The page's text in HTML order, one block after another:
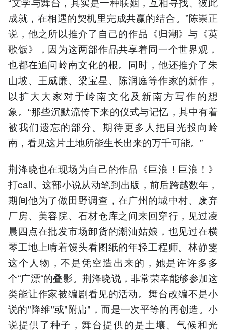
成就，在相遇的契机里完成共赢的结合。”陈崇正
说，他之所以推介了自己的作品《归潮》与《英
歌饭》，因为这两部作品共享着同一个世界观，
也都在追问岭南文化的根。同时，他还推介了朱
山坡、王威廉、梁宝星、陈润庭等作家的新作，
以扩大大家对于岭南文化及新南方写作的想
象。“那些沉默流传下来的仪式与记忆，其中有着
被我们遗忘的部分。期待更多人把目光投向岭
南，看见这片土地所能生长出来的万千可能。”
荆洚晓也在现场为自己的作品《巨浪！巨浪！》
打call。这部小说从动笔到出版，前后跨越数年，
期间他为了做田野调查，在广州的城中村、废弃
厂房、美容院、石材仓库之间来回穿行，见过凌
晨四点在批发市场卸货的潮汕姑娘，也见过在横
琴工地上啃着馒头看图纸的年轻工程师。林静雯
这个人物，不是凭空造出来的，她是许许多多
个“广漂“的叠影。荆洚晓说，非常荣幸能够参加这
类能让作家被编剧看见的活动。舞台改编不是小
说的"降维"或"附庸"，而是一次平等的再创造。小
说提供了种子，舞台提供的是土壤、气候和光